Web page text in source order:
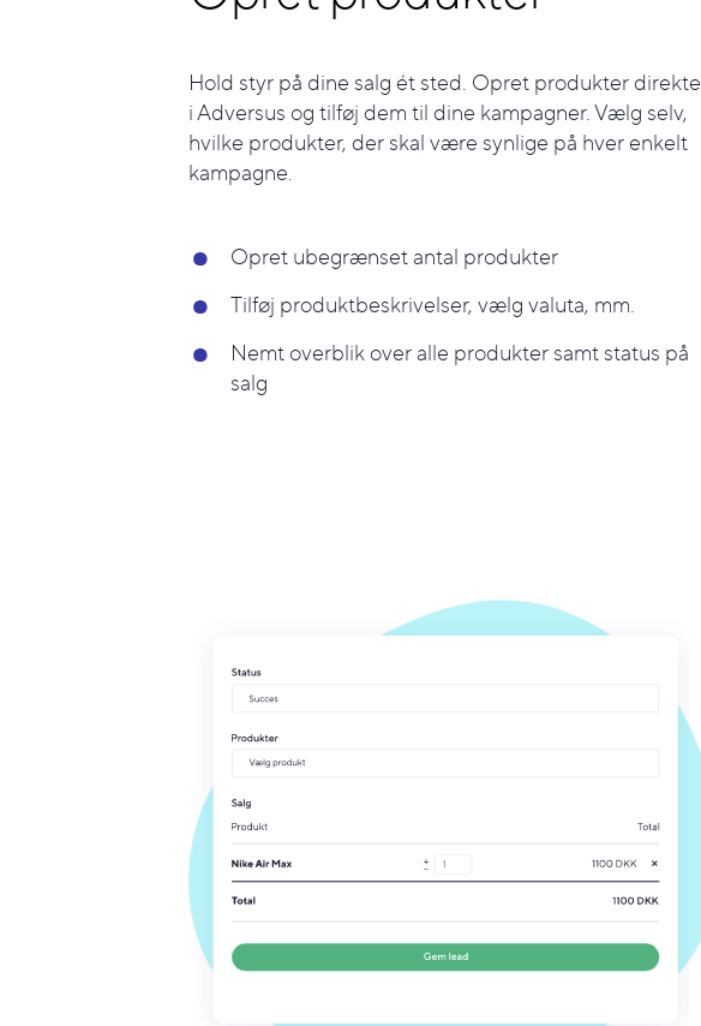
Hold styr på dine salg ét sted. Opret produkter direkte
i Adversus og tilføj dem til dine kampagner. Vælg selv,
hvilke produkter, der skal være synlige på hver enkelt
kampagne.
Opret ubegrænset antal produkter
Tilføj produktbeskrivelser, vælg valuta, mm.
Nemt overblik over alle produkter samt status på
salg